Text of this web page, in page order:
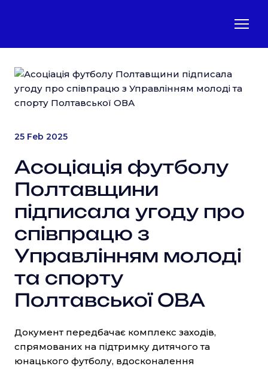
25 Feb 2025
Асоціація футболу
Полтавщини
підписала угоду про
співпрацю з
Управлінням молоді
та спорту
Полтавської ОВА
Документ передбачає комплекс заходів,
спрямованих на підтримку дитячого та
юнацького футболу, вдосконалення